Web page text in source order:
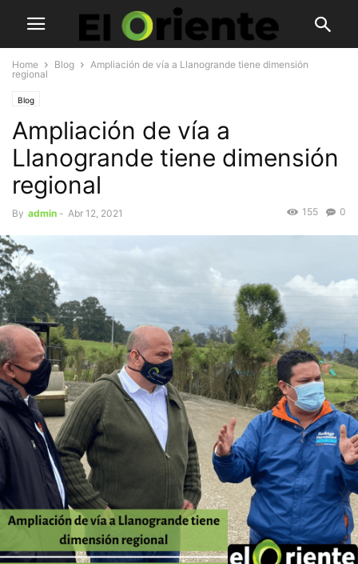
Home Blog
Ampliación de vía a Llanogrande tiene dimensión
regional
Blog
Ampliación de vía a
Llanogrande tiene dimensión
regional
By admin - Abr 12, 2021 0
155